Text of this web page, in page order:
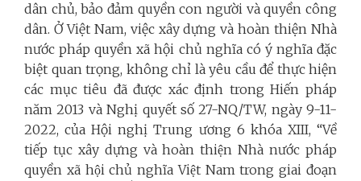
dân chủ, bảo đảm quyền con người và quyền công
dân. Ở Việt Nam, việc xây dựng và hoàn thiện Nhà
nước pháp quyền xã hội chủ nghĩa có ý nghĩa đặc
biệt quan trọng, không chỉ là yêu cầu để thực hiện
các mục tiêu đã được xác định trong Hiến pháp
năm 2013 và Nghị quyết số 27-NQ/TW, ngày 9-11-
2022, của Hội nghị Trung ương 6 khóa XIII, “Về
tiếp tục xây dựng và hoàn thiện Nhà nước pháp
quyền xã hội chủ nghĩa Việt Nam trong giai đoạn